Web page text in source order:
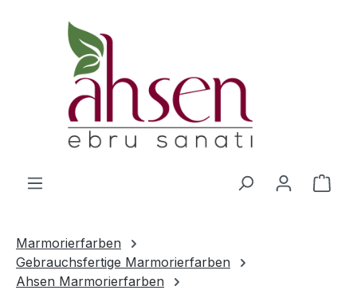
Zum Hauptinhalt springen
Marmorierfarben
Gebrauchsfertige Marmorierfarben
Ahsen Marmorierfarben